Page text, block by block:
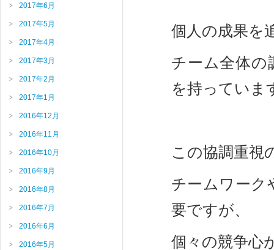
個人の成果を
チーム全体の
を持っていま
この協調重視
チームワーク
要ですが、
個々の競争心
2017年6月
2017年5月
2017年4月
2017年3月
2017年2月
2017年1月
2016年12月
2016年11月
2016年10月
2016年9月
2016年8月
2016年7月
2016年6月
2016年5月